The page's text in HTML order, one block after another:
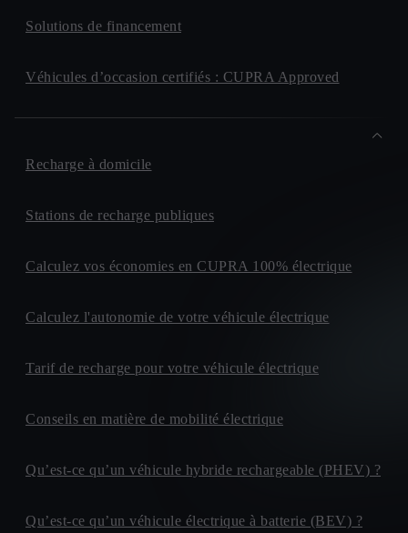
Solutions de financement
Véhicules d’occasion certifiés : CUPRA Approved
Recharge à domicile
Stations de recharge publiques
Calculez vos économies en CUPRA 100% électrique
Calculez l'autonomie de votre véhicule électrique
Tarif de recharge pour votre véhicule électrique
Conseils en matière de mobilité électrique
Qu’est-ce qu’un véhicule hybride rechargeable (PHEV) ?
Qu’est-ce qu’un véhicule électrique à batterie (BEV) ?